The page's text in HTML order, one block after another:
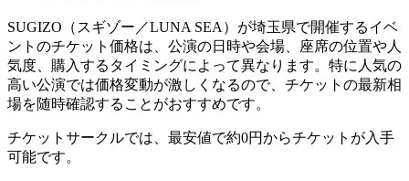
SUGIZO（スギゾー／LUNA SEA）が埼玉県で開催するイベ
ントのチケット価格は、公演の日時や会場、座席の位置や人
気度、購入するタイミングによって異なります。特に人気の
高い公演では価格変動が激しくなるので、チケットの最新相
場を随時確認することがおすすめです。
チケットサークルでは、最安値で約0円からチケットが入手
可能です。